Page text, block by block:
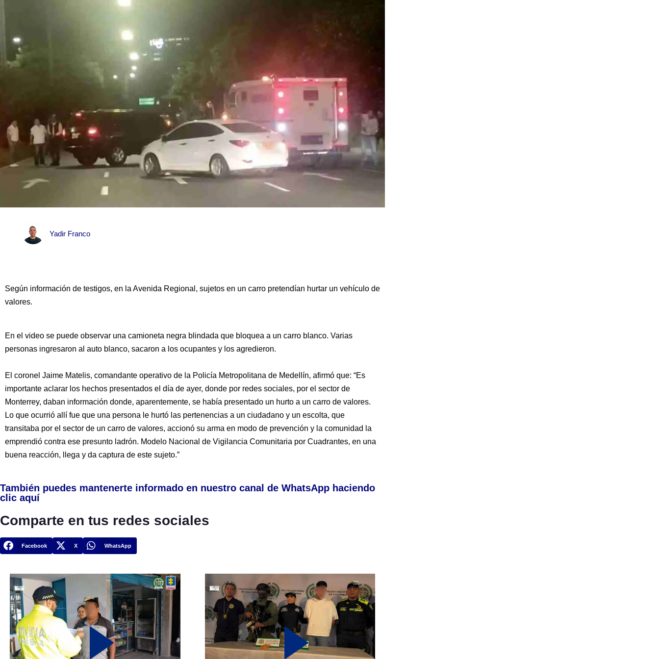
Yadir Franco
Según información de testigos, en la Avenida Regional, sujetos en un carro pretendían hurtar un vehículo de
valores.
En el video se puede observar una camioneta negra blindada que bloquea a un carro blanco. Varias
personas ingresaron al auto blanco, sacaron a los ocupantes y los agredieron.
El coronel Jaime Matelis, comandante operativo de la Policía Metropolitana de Medellín, afirmó que: “Es
importante aclarar los hechos presentados el día de ayer, donde por redes sociales, por el sector de
Monterrey, daban información donde, aparentemente, se había presentado un hurto a un carro de valores.
Lo que ocurrió allí fue que una persona le hurtó las pertenencias a un ciudadano y un escolta, que
transitaba por el sector de un carro de valores, accionó su arma en modo de prevención y la comunidad la
emprendió contra ese presunto ladrón. Modelo Nacional de Vigilancia Comunitaria por Cuadrantes, en una
buena reacción, llega y da captura de este sujeto.”
También puedes mantenerte informado en nuestro canal de WhatsApp haciendo
clic aquí
Comparte en tus redes sociales
Facebook X WhatsApp